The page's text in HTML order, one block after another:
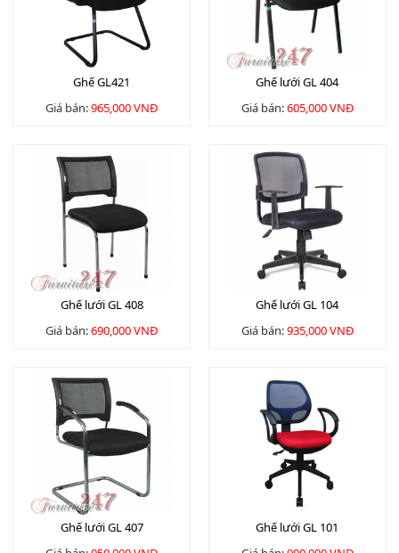
Ghế GL421
Giá bán:965,000 VNĐ
Ghế lưới GL 404
Giá bán:605,000 VNĐ
Ghế lưới GL 408
Giá bán:690,000 VNĐ
Ghế lưới GL 104
Giá bán:935,000 VNĐ
Ghế lưới GL 407
Ghế lưới GL 101